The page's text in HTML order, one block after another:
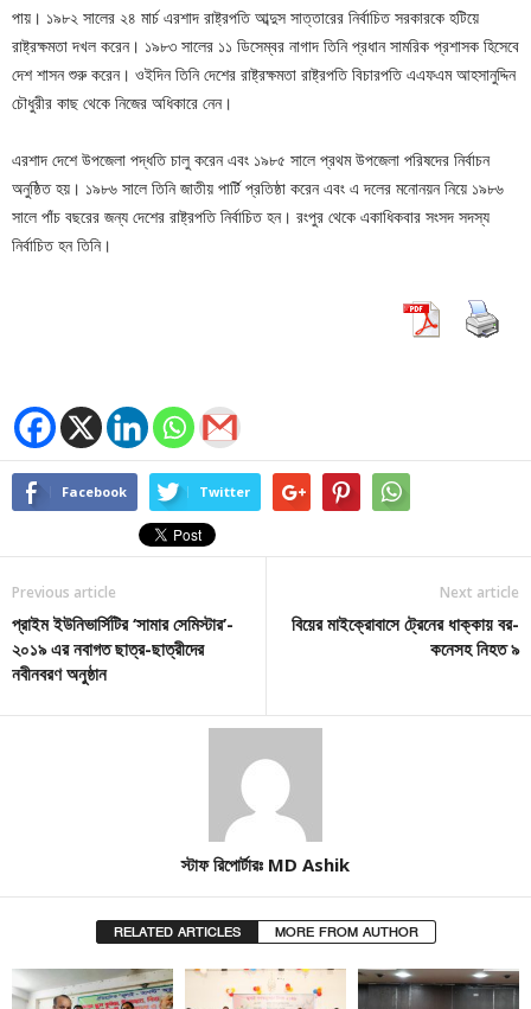
পায়। ১৯৮২ সালের ২৪ মার্চ এরশাদ রাষ্ট্রপতি আব্দুস সাত্তারের নির্বাচিত সরকারকে হটিয়ে
রাষ্ট্রক্ষমতা দখল করেন। ১৯৮৩ সালের ১১ ডিসেম্বর নাগাদ তিনি প্রধান সামরিক প্রশাসক হিসেবে
দেশ শাসন শুরু করেন। ওইদিন তিনি দেশের রাষ্ট্রক্ষমতা রাষ্ট্রপতি বিচারপতি এএফএম আহসানুদ্দিন
চৌধুরীর কাছ থেকে নিজের অধিকারে নেন।
এরশাদ দেশে উপজেলা পদ্ধতি চালু করেন এবং ১৯৮৫ সালে প্রথম উপজেলা পরিষদের নির্বাচন
অনুষ্ঠিত হয়। ১৯৮৬ সালে তিনি জাতীয় পার্টি প্রতিষ্ঠা করেন এবং এ দলের মনোনয়ন নিয়ে ১৯৮৬
সালে পাঁচ বছরের জন্য দেশের রাষ্ট্রপতি নির্বাচিত হন। রংপুর থেকে একাধিকবার সংসদ সদস্য
নির্বাচিত হন তিনি।
Facebook Twitter
Previous article
প্রাইম ইউনিভার্সিটির ‘সামার সেমিস্টার’-
২০১৯ এর নবাগত ছাত্র-ছাত্রীদের
নবীনবরণ অনুষ্ঠান
Next article
বিয়ের মাইক্রোবাসে ট্রেনের ধাক্কায় বর-
কনেসহ নিহত ৯
স্টাফ রিপোর্টারঃ MD Ashik
RELATED ARTICLES MORE FROM AUTHOR